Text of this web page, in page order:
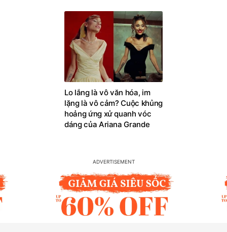
Lo lắng là vô văn hóa, im
lặng là vô cảm? Cuộc khủng
hoảng ứng xử quanh vóc
dáng của Ariana Grande